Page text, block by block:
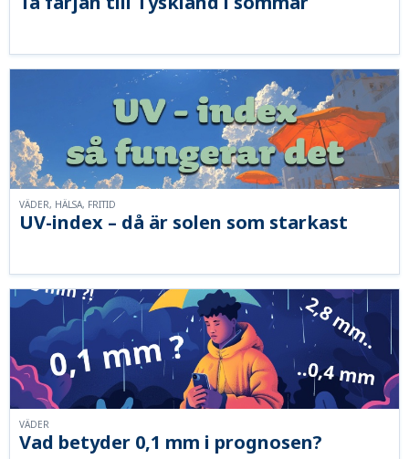
UV-index – då är solen som starkast
VÄDER, HÄLSA, FRITID
Vad betyder 0,1 mm i prognosen?
VÄDER